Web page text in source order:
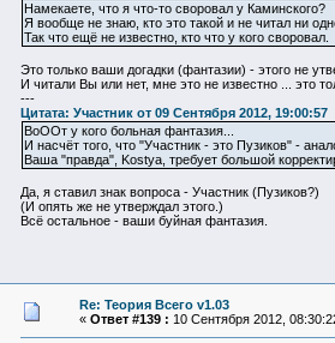
Намекаете, что я что-то своровал у Каминского?
Я вообще не знаю, кто это такой и не читал ни
Так что ещё не известно, кто что у кого своровал.
Это только ваши догадки (фантазии) - этого не
И читали Вы или нет, мне это не известно ... это
---
Цитата: Участник от 09 Сентября 2012, 19:00:57
ВоООт у кого больная фантазия...
И насчёт того, что "Участник - это Пузиков" -
Ваша "правда", Kostya, требует большой
Да, я ставил знак вопроса - Участник (Пузиков?)
(И опять же не утверждал этого.)
Всё остальное - ваши буйная фантазия.
Re: Теория Всего v1.03
« Ответ #139 : 10 Сентября 2012,